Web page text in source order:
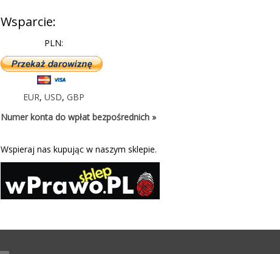
Wsparcie:
PLN:
EUR,USD,GBP
Numer konta do wpłat bezpośrednich »
Wspieraj nas kupując w naszym sklepie.